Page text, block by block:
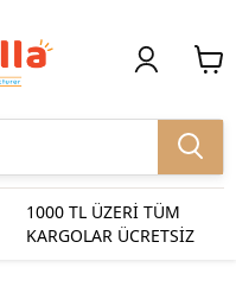
1000 TL ÜZERİ TÜM
KARGOLAR ÜCRETSİZ